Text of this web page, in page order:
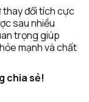
thay đổi tích cực
sau nhiều
trọng giúp
mạnh và chất
chia sẻ!